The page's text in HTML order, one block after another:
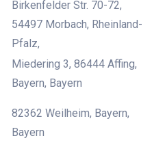
Birkenfelder Str. 70-72,
54497 Morbach, Rheinland-
Pfalz,
Miedering 3, 86444 Affing,
Bayern, Bayern
82362 Weilheim, Bayern,
Bayern